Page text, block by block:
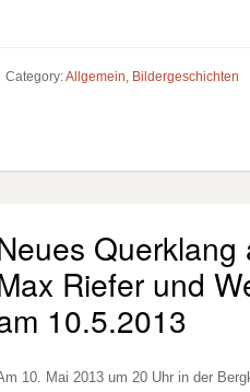
Category:Allgemein Bildergeschichten
Riefer und
10.5.2013
10. Mai 2013 um 20 Uhr in der